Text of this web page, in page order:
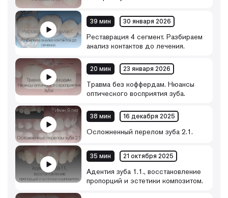
39 мин 30 января 2026
Реставрация 4 сегмент. Разбираем
анализ контактов до лечения.
20 мин 23 января 2026
Травма без коффердам. Нюансы
оптического восприятия зуба.
38 мин 16 декабря 2025
Осложненный перелом зуба 2.1.
35 мин 21 октября 2025
Адентия зуба 1.1., восстановление
пропорций и эстетики композитом.